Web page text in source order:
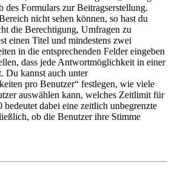
des Formulars zur Beitragserstellung.
nicht sehen können, so hast du
die Berechtigung, Umfragen zu
einen Titel und mindestens zwei
in die entsprechenden Felder eingeben
dass jede Antwortmöglichkeit in einer
Du kannst auch unter
pro Benutzer“ festlegen, wie viele
auswählen kann, welches Zeitlimit für
dabei eine zeitlich unbegrenzte
ob die Benutzer ihre Stimme